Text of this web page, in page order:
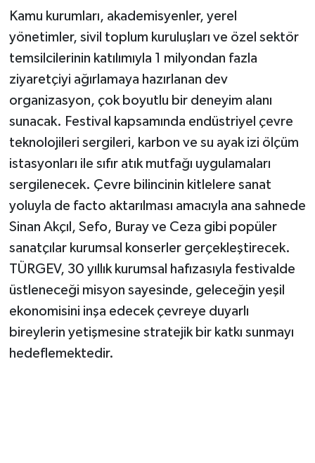
Kamu kurumları, akademisyenler, yerel
yönetimler, sivil toplum kuruluşları ve özel sektör
temsilcilerinin katılımıyla 1 milyondan fazla
ziyaretçiyi ağırlamaya hazırlanan dev
organizasyon, çok boyutlu bir deneyim alanı
sunacak. Festival kapsamında endüstriyel çevre
teknolojileri sergileri, karbon ve su ayak izi ölçüm
istasyonları ile sıfır atık mutfağı uygulamaları
sergilenecek. Çevre bilincinin kitlelere sanat
yoluyla de facto aktarılması amacıyla ana sahnede
Sinan Akçıl, Sefo, Buray ve Ceza gibi popüler
sanatçılar kurumsal konserler gerçekleştirecek.
TÜRGEV, 30 yıllık kurumsal hafızasıyla festivalde
üstleneceği misyon sayesinde, geleceğin yeşil
ekonomisini inşa edecek çevreye duyarlı
bireylerin yetişmesine stratejik bir katkı sunmayı
hedeflemektedir.